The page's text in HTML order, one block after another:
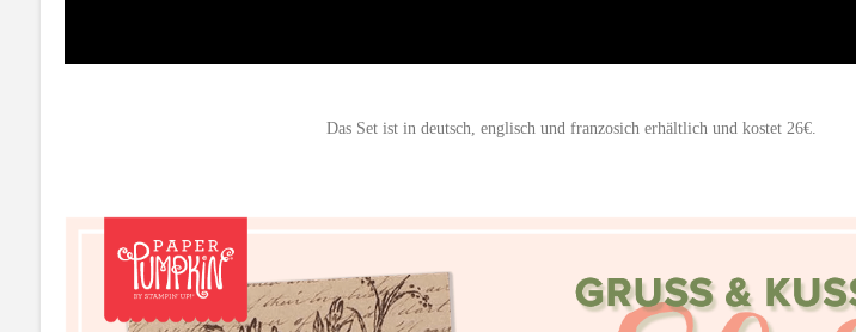
Das Set ist in deutsch, englisch und franzosich erhältlich und kostet 26€.